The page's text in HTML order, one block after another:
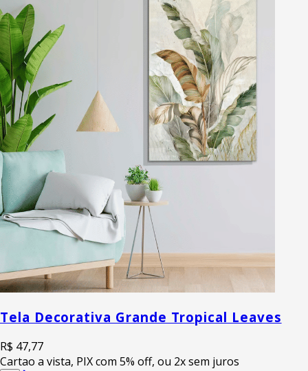
Tela Decorativa Grande Tropical Leaves
R$ 47,77
Cartao a vista, PIX com 5% off, ou 2x sem juros